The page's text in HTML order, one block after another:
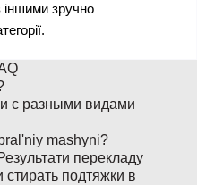
іншими зручно
с разными видами
mashyni?
перекладу
подтяжки в